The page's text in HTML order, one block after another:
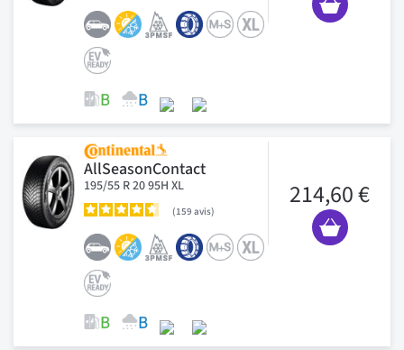
AllSeasonContact
195/55 R 20 95H XL
159 avis
214,60 €